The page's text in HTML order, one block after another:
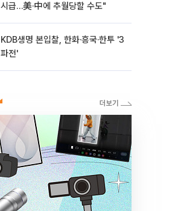
시급…美·中에 추월당할 수도"
KDB생명 본입찰, 한화·흥국·한투 '3
파전'